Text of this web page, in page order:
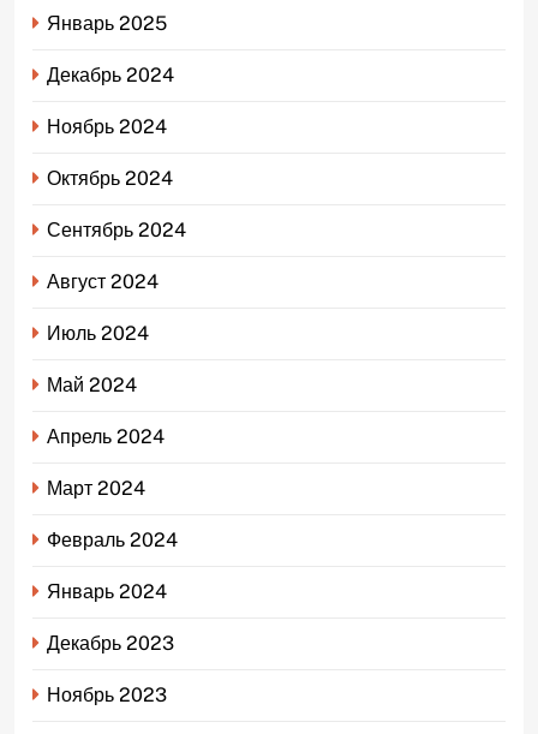
Январь 2025
Декабрь 2024
Ноябрь 2024
Октябрь 2024
Сентябрь 2024
Август 2024
Июль 2024
Май 2024
Апрель 2024
Март 2024
Февраль 2024
Январь 2024
Декабрь 2023
Ноябрь 2023